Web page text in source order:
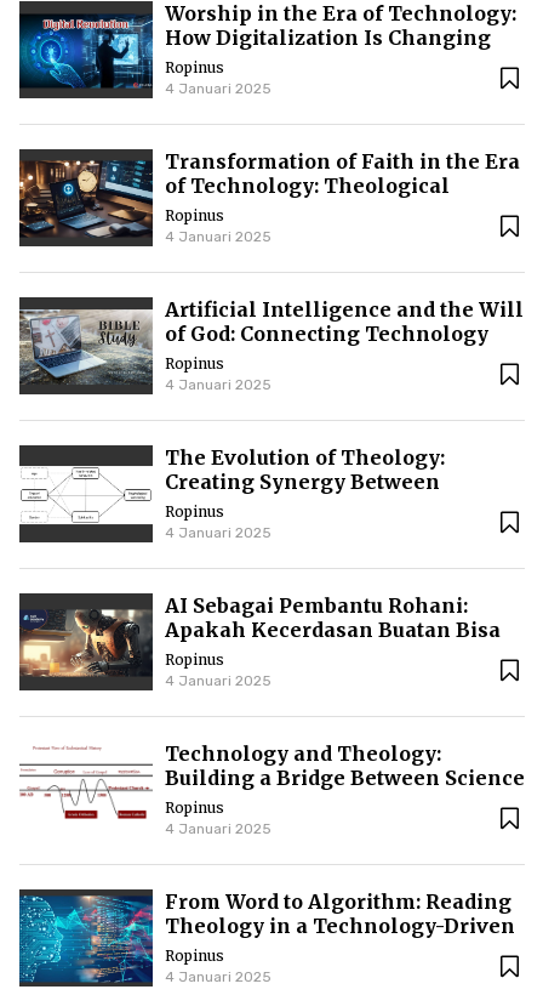
Worship in the Era of Technology:
How Digitalization Is Changing
the Way We Believe
Ropinus
4 Januari 2025
Transformation of Faith in the Era
of Technology: Theological
Perspectives on the Future of
Spirituality
Ropinus
4 Januari 2025
Artificial Intelligence and the Will
of God: Connecting Technology
and Theology
Ropinus
4 Januari 2025
The Evolution of Theology:
Creating Synergy Between
Spiritual Life and Modern
Technological Development
Ropinus
4 Januari 2025
AI Sebagai Pembantu Rohani:
Apakah Kecerdasan Buatan Bisa
Meningkatkan Kualitas Ibadah
dan Kehidupan Spiritual
Ropinus
4 Januari 2025
Technology and Theology:
Building a Bridge Between Science
and Faith
Ropinus
4 Januari 2025
From Word to Algorithm: Reading
Theology in a Technology-Driven
World
Ropinus
4 Januari 2025